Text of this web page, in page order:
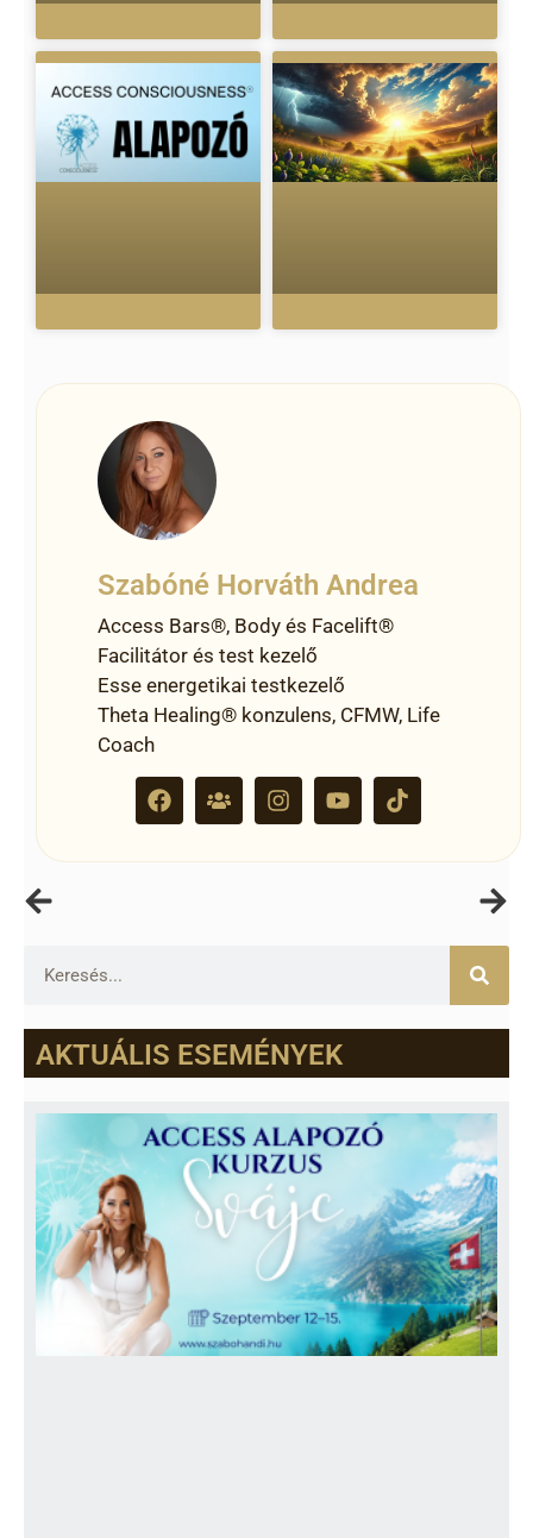
Szabóné Horváth Andrea
Access Bars®, Body és Facelift®
Facilitátor és test kezelő
Esse energetikai testkezelő
Theta Healing® konzulens, CFMW, Life
Coach
AKTUÁLIS ESEMÉNYEK